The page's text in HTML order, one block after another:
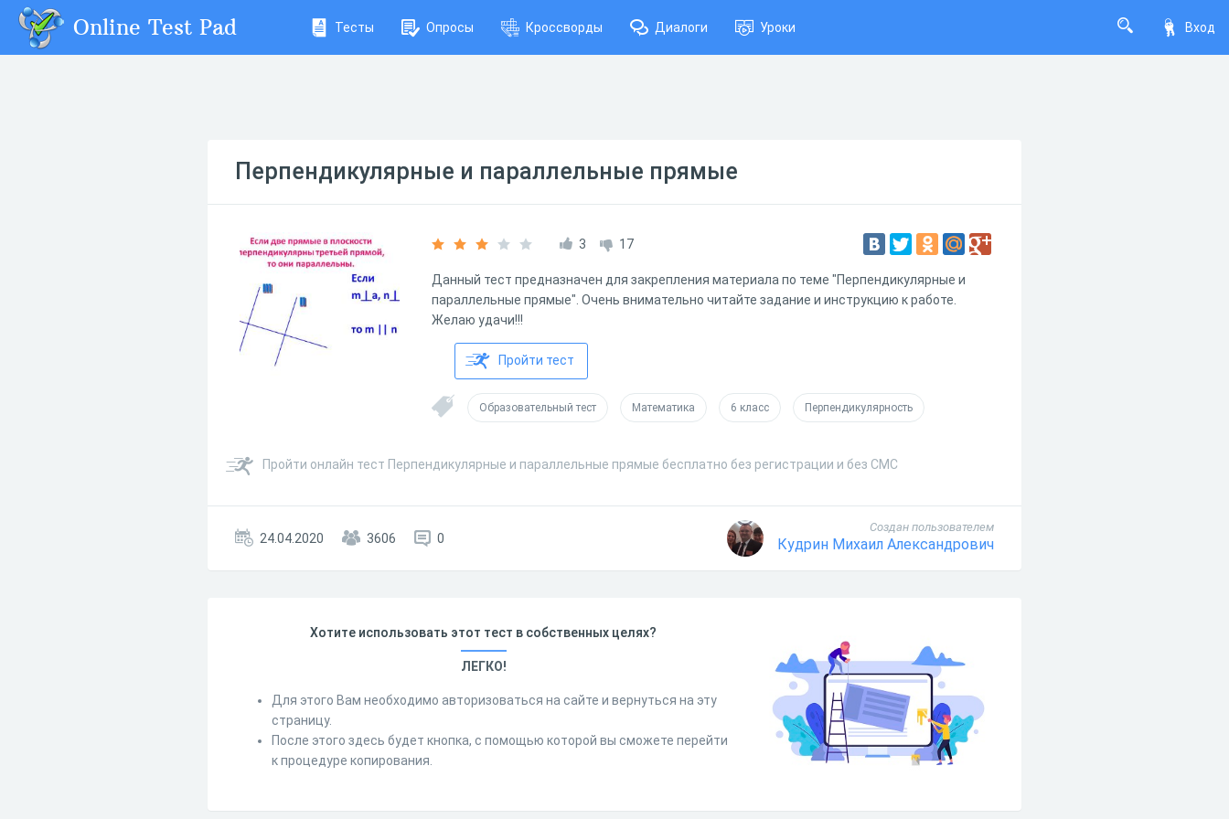
Вход
Online Test Pad Тесты Опросы Кроссворды Диалоги Уроки
Перпендикулярные и параллельные прямые
3 17
Данный тест предназначен для закрепления материала по теме "Перпендикулярные и
параллельные прямые". Очень внимательно читайте задание и инструкцию к работе.
Желаю удачи!!!
Пройти тест
Образовательный тест Математика 6 класс Перпендикулярность
Пройти онлайн тест Перпендикулярные и параллельные прямые бесплатно без регистрации и без СМС
24.04.2020 3606 0
Создан пользователем
Кудрин Михаил Александрович
Хотите использовать этот тест в собственных целях?
ЛЕГКО!
Для этого Вам необходимо авторизоваться на сайте и вернуться на эту
страницу.
После этого здесь будет кнопка, с помощью которой вы сможете перейти
к процедуре копирования.